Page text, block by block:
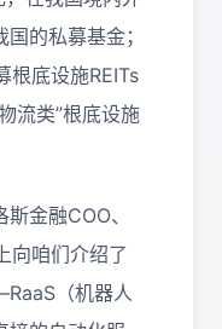
的私募基金；
根底设施REITs
流类”根底设施
金融COO、
向咱们介绍了
（机器人